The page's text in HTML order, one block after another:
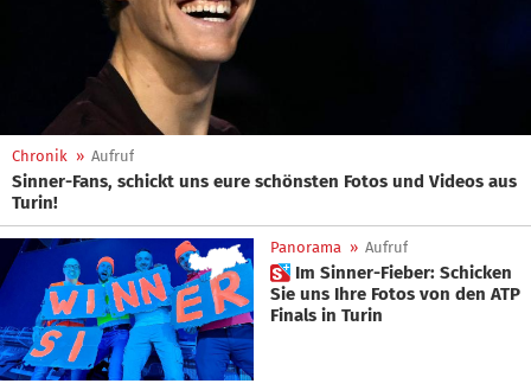
Chronik » Aufruf
Sinner-Fans, schickt uns eure schönsten Fotos und Videos aus
Turin!
Panorama » Aufruf
 Im Sinner-Fieber: Schicken
Sie uns Ihre Fotos von den ATP
Finals in Turin